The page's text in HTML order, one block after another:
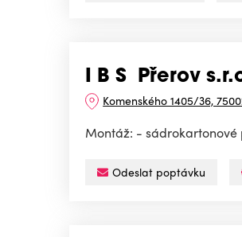
I B S Přerov
Komenského 1405/36,
Montáž: -
Odeslat poptávku